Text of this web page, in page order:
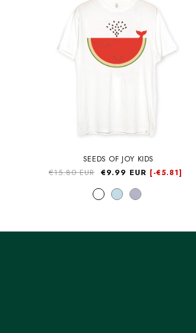
SEEDS OF JOY KIDS
Precio
€15.80 EUR Precio
oferta
€9.99 EUR [-€5.81]